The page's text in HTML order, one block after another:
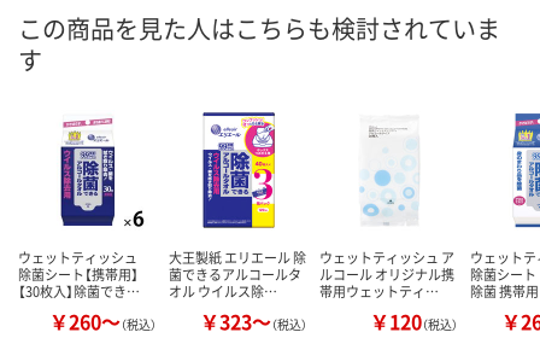
数量 数量
この商品を見た人はこちらも検討されていま
す
ウェットティッシュ
除菌シート【携帯用】
【30枚入】除菌でき…
￥260～（税込）
大王製紙 エリエール 除
菌できるアルコールタ
オル ウイルス除…
￥323～（税込）
ウェットティッシュ ア
ルコール オリジナル携
帯用ウェットティ…
￥120（税込）
ウェット
除菌シー
除菌 携帯
￥